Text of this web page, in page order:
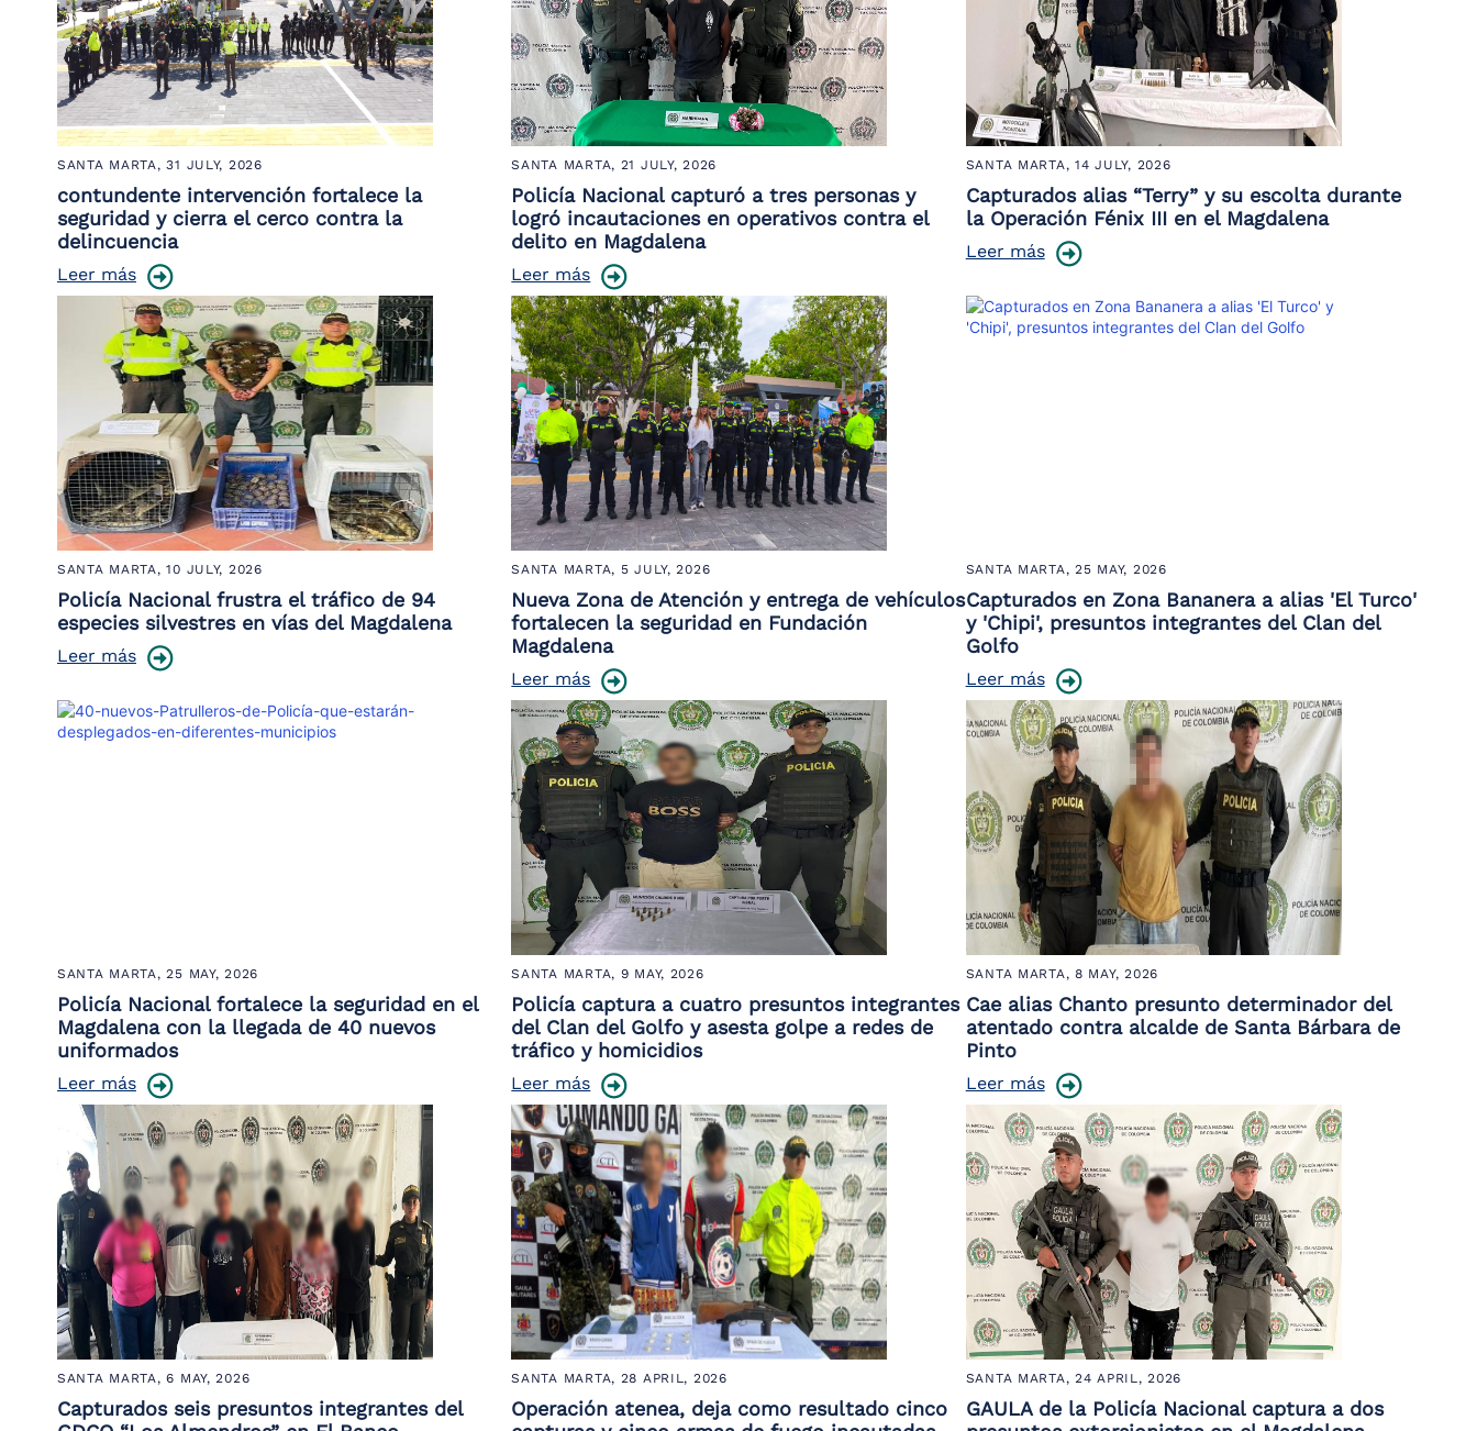
SANTA MARTA,31 JULY, 2026
contundente intervención fortalece la
seguridad y cierra el cerco contra la
delincuencia
Leer más
SANTA MARTA, 21 JULY, 2026
Policía Nacional capturó a tres personas y
logró incautaciones en operativos contra el
delito en Magdalena
Leer más
SANTA MARTA,14 JULY, 2026
Capturados alias “Terry” y su escolta durante
la Operación Fénix III en el Magdalena
Leer más
SANTA MARTA,10 JULY, 2026
Policía Nacional frustra el tráfico de 94
especies silvestres en vías del Magdalena
Leer más
SANTA MARTA, 5 JULY, 2026
Nueva Zona de Atención y entrega de vehículos
fortalecen la seguridad en Fundación
Magdalena
Leer más
SANTA MARTA,25 MAY, 2026
Capturados en Zona Bananera a alias 'El Turco'
y 'Chipi', presuntos integrantes del Clan del
Golfo
Leer más
SANTA MARTA,25 MAY, 2026
Policía Nacional fortalece la seguridad en el
Magdalena con la llegada de 40 nuevos
uniformados
Leer más
SANTA MARTA, 9 MAY, 2026
Policía captura a cuatro presuntos integrantes
del Clan del Golfo y asesta golpe a redes de
tráfico y homicidios
Leer más
SANTA MARTA,8 MAY, 2026
Cae alias Chanto presunto determinador del
atentado contra alcalde de Santa Bárbara de
Pinto
Leer más
SANTA MARTA,6 MAY, 2026
Capturados seis presuntos integrantes del
SANTA MARTA, 28 APRIL, 2026
Operación atenea, deja como resultado cinco
SANTA MARTA,24 APRIL, 2026
GAULA de la Policía Nacional captura a dos